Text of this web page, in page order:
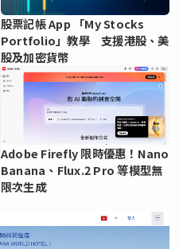
股票記帳 App 「My Stocks
Portfolio」教學 支援港股、美
股及加密貨幣
Adobe Firefly 限時優惠！Nano
Banana、Flux.2 Pro 等模型無
限次生成